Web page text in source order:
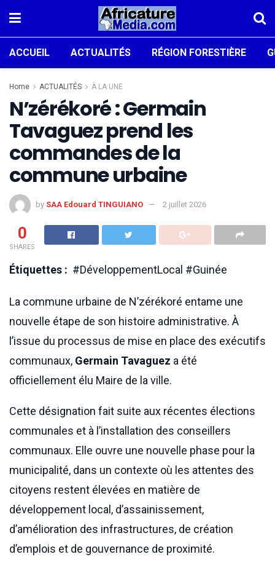
ACCUEIL ACTUALITÉS RÉGION FORESTIÈRE
Home ACTUALITÉS À LA UNE
N’zérékoré : Germain
Tavaguez prend les
commandes de la
commune urbaine
by SAA Edouard TINGUIANO 2 juillet 2026
0
SHARES
Étiquettes : #DéveloppementLocal #Guinée
La commune urbaine de N’zérékoré entame une
nouvelle étape de son histoire administrative. À
l’issue du processus de mise en place des exécutifs
communaux, Germain Tavaguez a été
officiellement élu Maire de la ville.
Cette désignation fait suite aux récentes élections
communales et à l’installation des conseillers
communaux. Elle ouvre une nouvelle phase pour la
municipalité, dans un contexte où les attentes des
citoyens restent élevées en matière de
développement local, d’assainissement,
d’amélioration des infrastructures, de création
d’emplois et de gouvernance de proximité.